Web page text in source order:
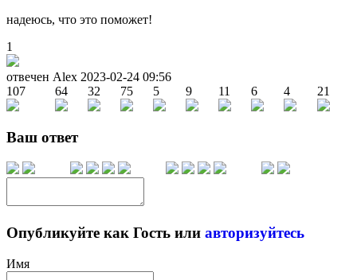
надеюсь, что это поможет!
1
отвечен Alex 2023-02-24 09:56
107
64 32 75 5 9 11 6 4 21
Ваш ответ
Опубликуйте как Гость или авторизуйтесь
Имя